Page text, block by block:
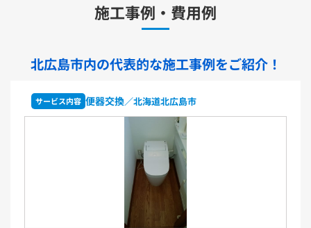
TKS05321Z TKS05305JA TKS05305ZA
TKS05301J TKS05311J TKS05310J
洗面化粧台用水栓金具
TLHG30ES TLHG30ERZ
TLHG31AEFR TLHG31AEFZ TLHG30EGR
TLS05301J TLS05301Z TLG05301J TLG05301Z
LF-E345SYCN
施工事例・費用例
北広島市内の代表的な施工事例をご紹介！
サービス内容 便器交換／北海道北広島市